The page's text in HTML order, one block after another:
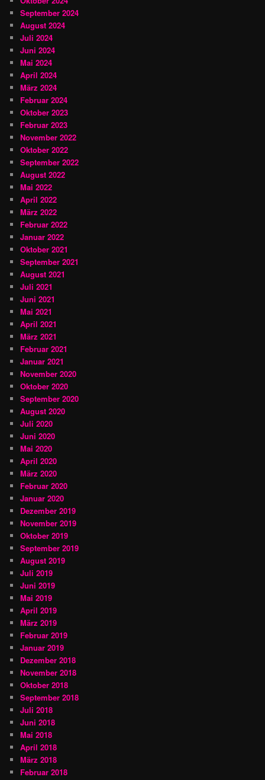
September 2024
August 2024
Juli 2024
Juni 2024
Mai 2024
April 2024
März 2024
Februar 2024
Oktober 2023
Februar 2023
November 2022
Oktober 2022
September 2022
August 2022
Mai 2022
April 2022
März 2022
Februar 2022
Januar 2022
Oktober 2021
September 2021
August 2021
Juli 2021
Juni 2021
Mai 2021
April 2021
März 2021
Februar 2021
Januar 2021
November 2020
Oktober 2020
September 2020
August 2020
Juli 2020
Juni 2020
Mai 2020
April 2020
März 2020
Februar 2020
Januar 2020
Dezember 2019
November 2019
Oktober 2019
September 2019
August 2019
Juli 2019
Juni 2019
Mai 2019
April 2019
März 2019
Februar 2019
Januar 2019
Dezember 2018
November 2018
Oktober 2018
September 2018
Juli 2018
Juni 2018
Mai 2018
April 2018
März 2018
Februar 2018